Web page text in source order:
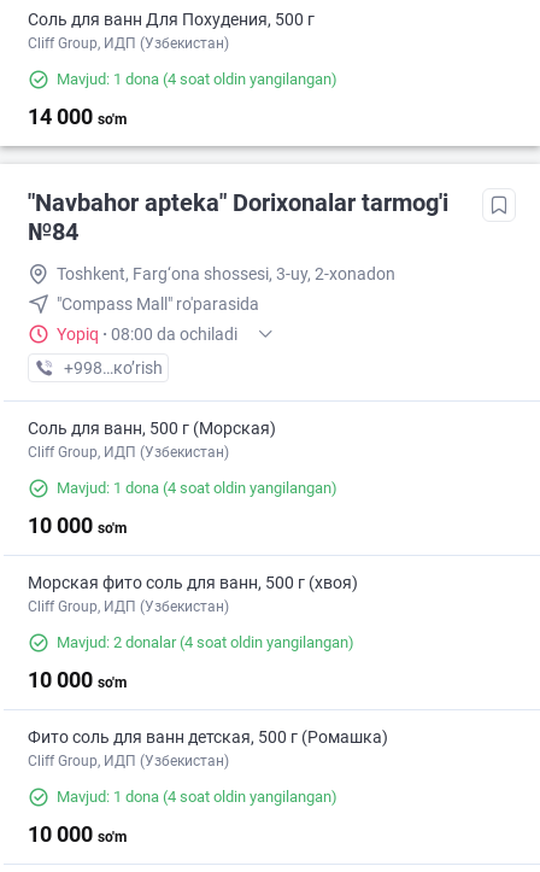
Соль для ванн Для Похудения, 500 г
Cliff Group, ИДП (Узбекистан)
Mavjud: 1 dona (4 soat oldin yangilangan)
14 000 so'm
"Navbahor apteka" Dorixonalar tarmog'i
№84
Toshkent, Farg‘ona shossesi, 3-uy, 2-xonadon
"Compass Mall" ro'parasida
Yopiq · 08:00 da ochiladi
+998 (94) XXX-XX-XX
кo’rish
Соль для ванн, 500 г (Морская)
Cliff Group, ИДП (Узбекистан)
Mavjud: 1 dona (4 soat oldin yangilangan)
10 000 so'm
Морская фито соль для ванн, 500 г (хвоя)
Cliff Group, ИДП (Узбекистан)
Mavjud: 2 donalar(4 soat oldin yangilangan)
10 000 so'm
Фито соль для ванн детская, 500 г (Ромашка)
Cliff Group, ИДП (Узбекистан)
Mavjud: 1 dona (4 soat oldin yangilangan)
10 000 so'm